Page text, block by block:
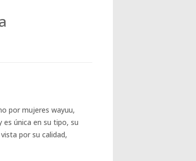
por mujeres wayuu,
única en su tipo, su
por su calidad,